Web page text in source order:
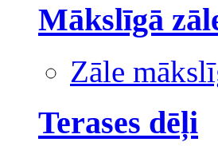
Mākslīgā
Zāle
Terases dēļi